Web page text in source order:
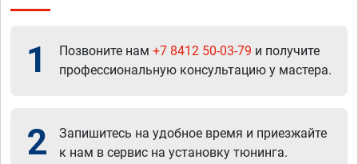
1 Позвоните нам +7 8412 50-03-79 и получите
профессиональную консультацию у мастера.
2
Запишитесь на удобное время и приезжайте
к нам в сервис на установку тюнинга.